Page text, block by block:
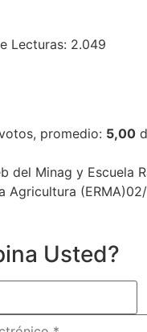
Lecturas: 2.049
promedio: 5,00
del Minag y Escuela
Agricultura
Usted?